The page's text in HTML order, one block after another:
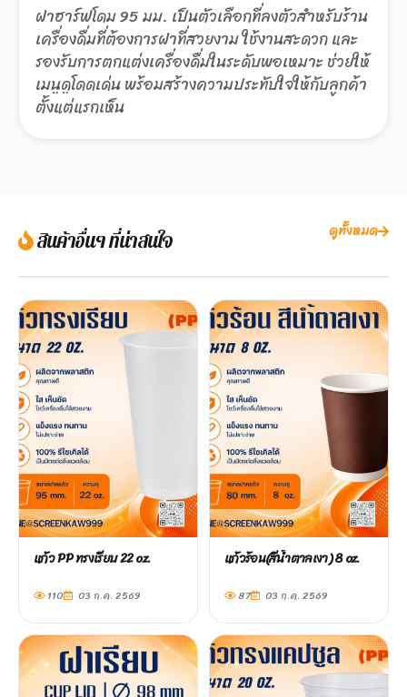
ฝาฮาร์ฟโดม 95 มม. เป็นตัวเลือกที่ลงตัวสำหรับร้าน
เครื่องดื่มที่ต้องการฝาที่สวยงาม ใช้งานสะดวก และ
รองรับการตกแต่งเครื่องดื่มในระดับพอเหมาะ ช่วยให้
เมนูดูโดดเด่น พร้อมสร้างความประทับใจให้กับลูกค้า
ตั้งแต่แรกเห็น
สินค้าอื่นๆ ที่น่าสนใจ ดูทั้งหมด
แก้ว PP ทรงเรียบ 22 oz.
110 03 ก.ค. 2569
แก้วร้อน(สีน้ำตาลเงา) 8 oz.
87 03 ก.ค. 2569